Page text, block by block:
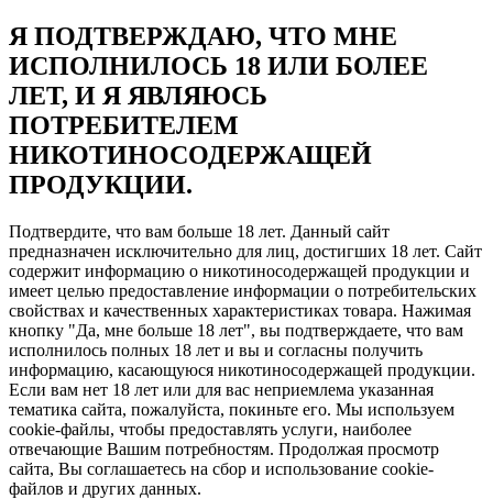
Я ПОДТВЕРЖДАЮ, ЧТО МНЕ
ИСПОЛНИЛОСЬ 18 ИЛИ БОЛЕЕ
ЛЕТ, И Я ЯВЛЯЮСЬ
ПОТРЕБИТЕЛЕМ
НИКОТИНОСОДЕРЖАЩЕЙ
ПРОДУКЦИИ.
Подтвердите, что вам больше 18 лет. Данный сайт
предназначен исключительно для лиц, достигших 18 лет. Сайт
содержит информацию о никотиносодержащей продукции и
имеет целью предоставление информации о потребительских
свойствах и качественных характеристиках товара. Нажимая
кнопку "Да, мне больше 18 лет", вы подтверждаете, что вам
исполнилось полных 18 лет и вы и согласны получить
информацию, касающуюся никотиносодержащей продукции.
Если вам нет 18 лет или для вас неприемлема указанная
тематика сайта, пожалуйста, покиньте его. Мы используем
cookie-файлы, чтобы предоставлять услуги, наиболее
отвечающие Вашим потребностям. Продолжая просмотр
сайта, Вы соглашаетесь на сбор и использование cookie-
файлов и других данных.